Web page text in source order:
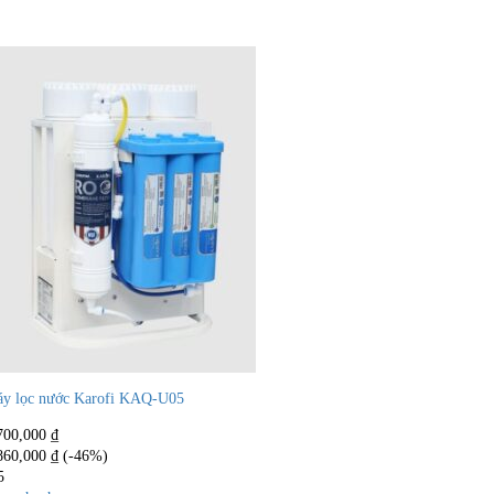
lọc nước Karofi KAQ-U05
₫
₫ (-46%)